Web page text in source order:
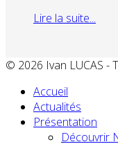
Lire la suite...
© 2026 Ivan LUCAS -
Accueil
Actualités
Présentation
Découvrir